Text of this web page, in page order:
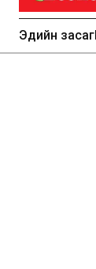
Эдийн засаг